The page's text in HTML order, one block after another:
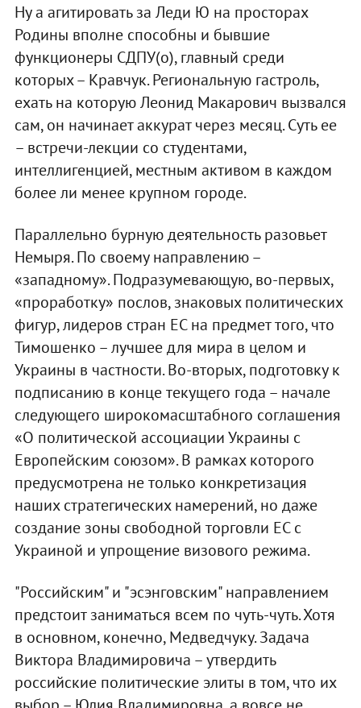
Ну а агитировать за Леди Ю на просторах
Родины вполне способны и бывшие
функционеры СДПУ(о), главный среди
которых – Кравчук. Региональную гастроль,
ехать на которую Леонид Макарович вызвался
сам, он начинает аккурат через месяц. Суть ее
– встречи-лекции со студентами,
интеллигенцией, местным активом в каждом
более ли менее крупном городе.
Параллельно бурную деятельность разовьет
Немыря. По своему направлению –
«западному». Подразумевающую, во-первых,
«проработку» послов, знаковых политических
фигур, лидеров стран ЕС на предмет того, что
Тимошенко – лучшее для мира в целом и
Украины в частности. Во-вторых, подготовку к
подписанию в конце текущего года – начале
следующего широкомасштабного соглашения
«О политической ассоциации Украины с
Европейским союзом». В рамках которого
предусмотрена не только конкретизация
наших стратегических намерений, но даже
создание зоны свободной торговли ЕС с
Украиной и упрощение визового режима.
"Российским" и "эсэнговским" направлением
предстоит заниматься всем по чуть-чуть. Хотя
в основном, конечно, Медведчуку. Задача
Виктора Владимировича – утвердить
российские политические элиты в том, что их